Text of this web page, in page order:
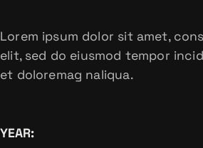
Lorem ipsum dolor sit amet,
elit, sed do eiusmod tempor
et doloremag naliqua.
YEAR: